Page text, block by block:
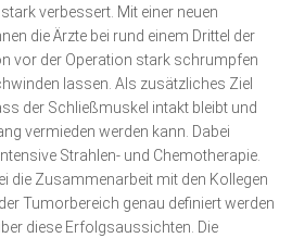
verbessert. Mit einer neuen
die Ärzte bei rund einem Drittel der
vor der Operation stark schrumpfen
lassen. Als zusätzliches Ziel
der Schließmuskel intakt bleibt und
vermieden werden kann. Dabei
Strahlen- und Chemo­therapie.
die Zusammenarbeit mit den Kollegen
Tumorbereich genau definiert werden
diese Erfolgsaussichten. Die